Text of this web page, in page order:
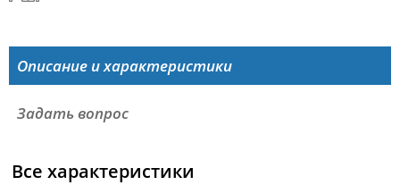
Описание и характеристики
Задать вопрос
Все характеристики